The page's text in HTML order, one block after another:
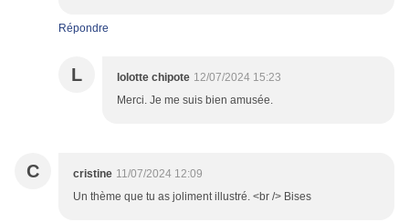
Répondre
L lolotte chipote 12/07/2024 15:23
Merci. Je me suis bien amusée.
C cristine 11/07/2024 12:09
Un thème que tu as joliment illustré. <br /> Bises